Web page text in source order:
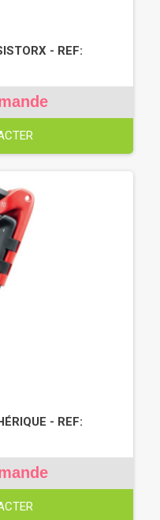
- REF:
- REF: